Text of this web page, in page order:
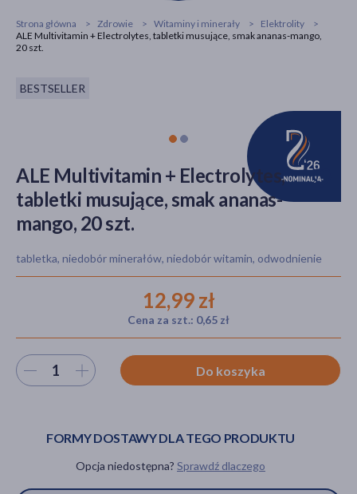
Strona główna Zdrowie Witaminy i minerały
Elektrolity
ALE Multivitamin + Electrolytes, tabletki musujące, smak ananas-mango,
20 szt.
BESTSELLER
ALE Multivitamin + Electrolytes,
tabletki musujące, smak ananas-
mango, 20 szt.
tabletka, niedobór minerałów, niedobór witamin, odwodnienie
12,99 zł
Cena za szt.: 0,65 zł
Wybierz ilość Do koszyka
FORMY DOSTAWY DLA TEGO PRODUKTU
Opcja niedostępna? Sprawdź dlaczego